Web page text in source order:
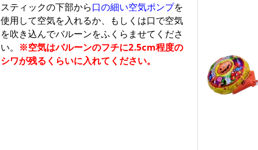
スティックの下部から口の細い空気ポンプを
使用して空気を入れるか、もしくは口で空気
を吹き込んでバルーンをふくらませてくださ
い。 ※空気はバルーンのフチに2.5cm程度の
シワが残るくらいに入れてください。